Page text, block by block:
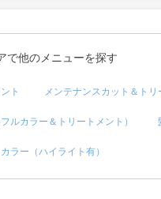
で他のメニューを探す
ト メンテナンスカット＆トリ
ルカラー＆トリートメント）
ラー（ハイライト有）